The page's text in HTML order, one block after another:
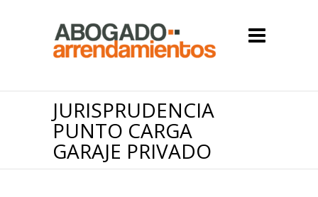
JURISPRUDENCIA
PUNTO CARGA
GARAJE PRIVADO